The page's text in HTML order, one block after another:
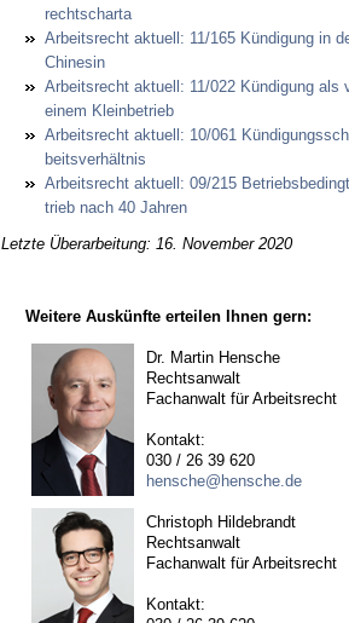
rechts­char­ta
Ar­beits­recht ak­tu­ell: 11/165 Kündi­gung in
Chi­ne­sin
Ar­beits­recht ak­tu­ell: 11/022 Kündi­gung als
ei­nem Klein­be­trieb
Ar­beits­recht ak­tu­ell: 10/061
beits­verhält­nis
Ar­beits­recht ak­tu­ell: 09/215
trieb nach 40 Jah­ren
Letzte Überarbeitung: 16. November 2020
Weitere Auskünfte erteilen Ihnen gern:
Dr. Martin Hensche
Rechtsanwalt
Fachanwalt für Arbeitsrecht
Kontakt:
030 / 26 39 620
hensche@hensche.de
Christoph Hildebrandt
Rechtsanwalt
Fachanwalt für Arbeitsrecht
Kontakt: